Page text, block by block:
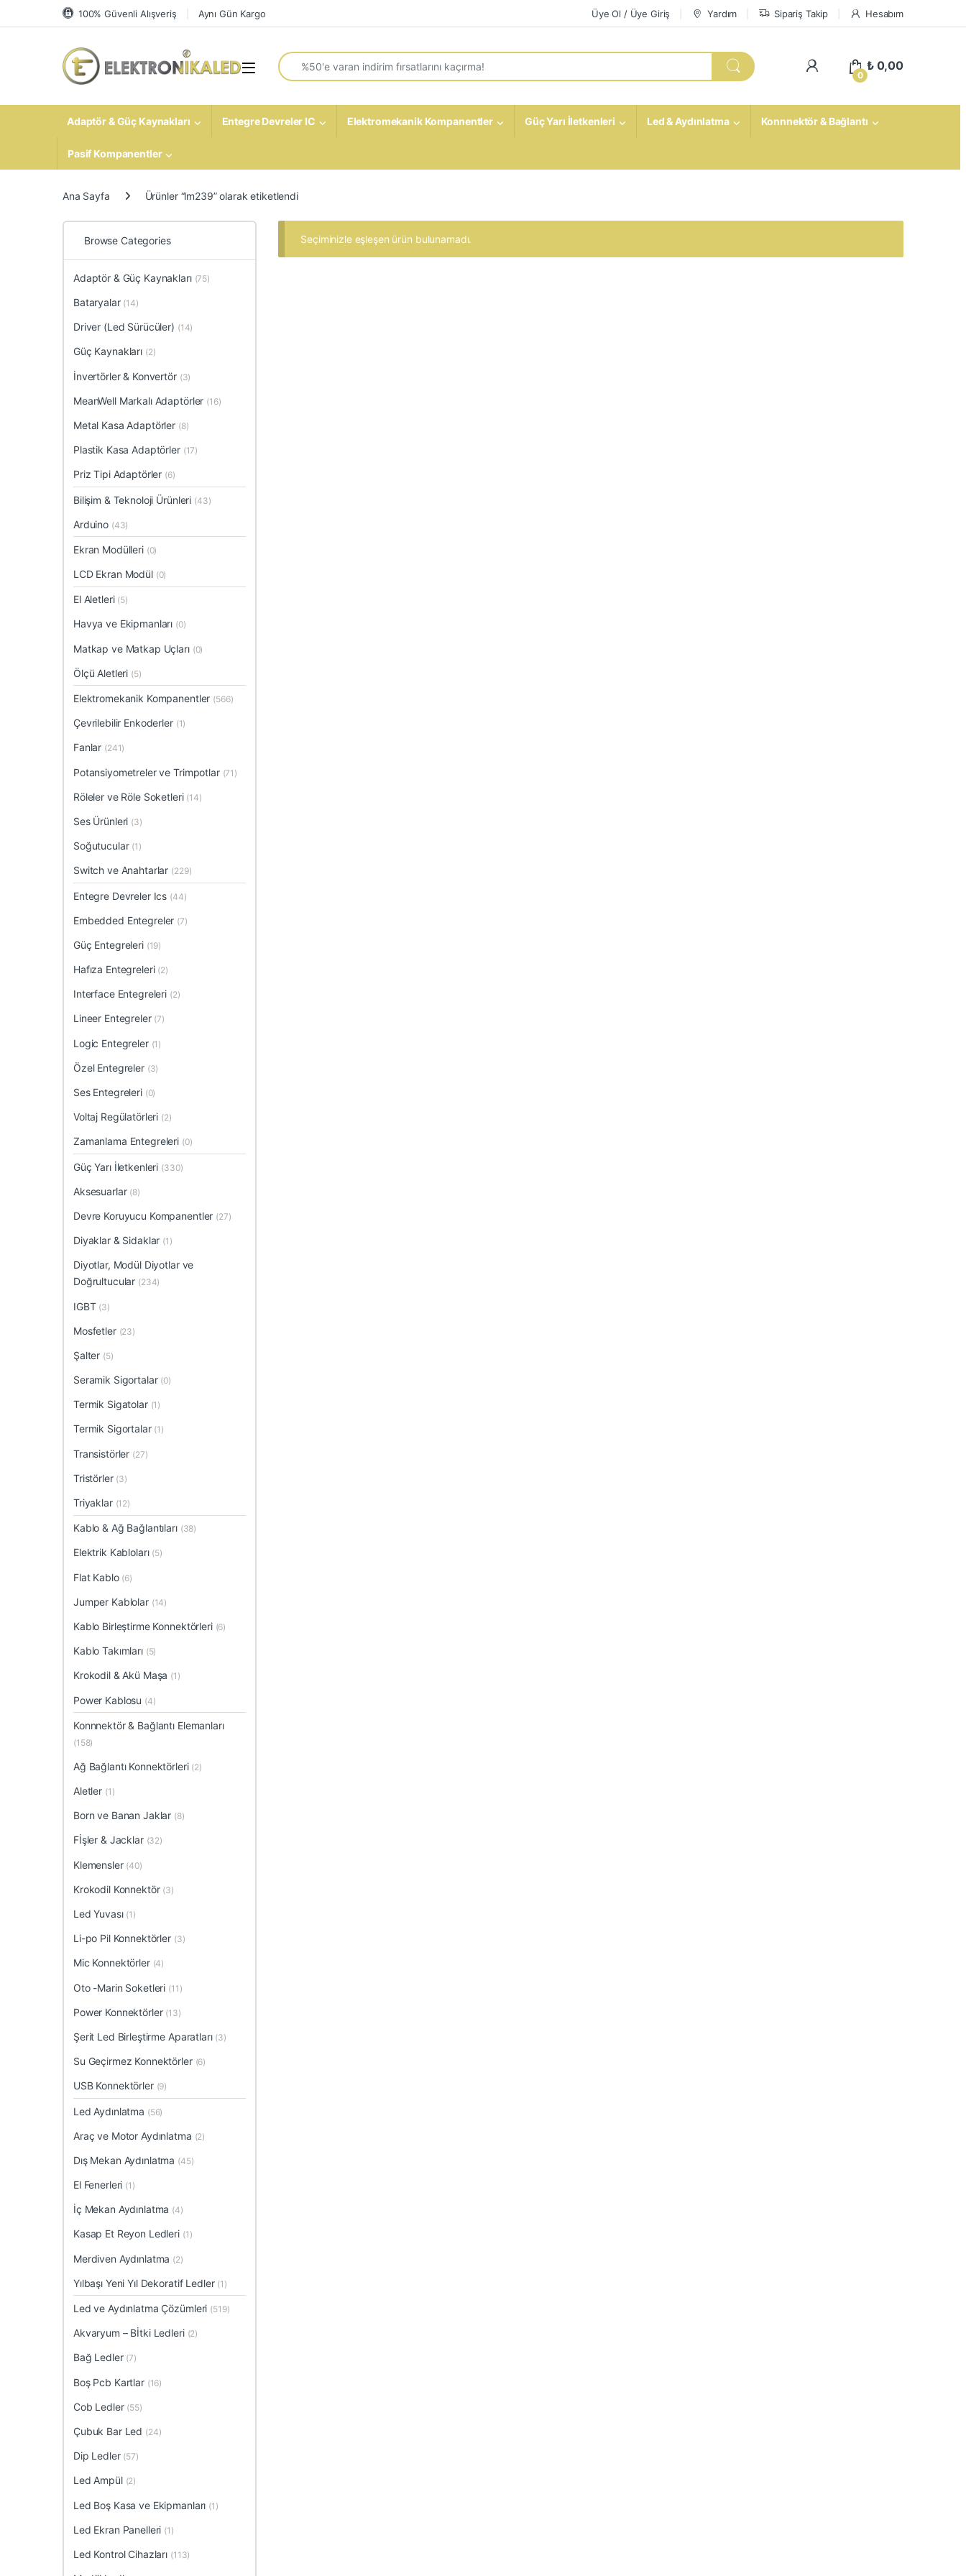
Skip to navigation
Skip to content 100% Güvenli Alışveriş Aynı Gün Kargo Üye Ol / Üye Giriş Yardım Sipariş Takip Hesabım
Open
Search for:
My Account
0
₺0,00
Adaptör & Güç Kaynakları Entegre Devreler IC Elektromekanik Kompanentler Güç Yarı İletkenleri Led & Aydınlatma Konnnektör & Bağlantı
Pasif Kompanentler
Ana Sayfa Ürünler “lm239” olarak etiketlendi
Seçiminizle eşleşen ürün bulunamadı.
Browse Categories
Adaptör & Güç Kaynakları (75)
Bataryalar (14)
Driver (Led Sürücüler) (14)
Güç Kaynakları (2)
İnvertörler & Konvertör (3)
MeanWell Markalı Adaptörler (16)
Metal Kasa Adaptörler (8)
Plastik Kasa Adaptörler (17)
Priz Tipi Adaptörler (6)
Bilişim & Teknoloji Ürünleri (43)
Arduino (43)
Ekran Modülleri (0)
LCD Ekran Modül (0)
El Aletleri (5)
Havya ve Ekipmanları (0)
Matkap ve Matkap Uçları (0)
Ölçü Aletleri (5)
Elektromekanik Kompanentler (566)
Çevrilebilir Enkoderler (1)
Fanlar (241)
Potansiyometreler ve Trimpotlar (71)
Röleler ve Röle Soketleri (14)
Ses Ürünleri (3)
Soğutucular (1)
Switch ve Anahtarlar (229)
Entegre Devreler Ics (44)
Embedded Entegreler (7)
Güç Entegreleri (19)
Hafıza Entegreleri (2)
Interface Entegreleri (2)
Lineer Entegreler (7)
Logic Entegreler (1)
Özel Entegreler (3)
Ses Entegreleri (0)
Voltaj Regülatörleri (2)
Zamanlama Entegreleri (0)
Güç Yarı İletkenleri (330)
Aksesuarlar (8)
Devre Koruyucu Kompanentler (27)
Diyaklar & Sidaklar (1)
Diyotlar, Modül Diyotlar ve
Doğrultucular (234)
IGBT (3)
Mosfetler (23)
Şalter (5)
Seramik Sigortalar (0)
Termik Sigatolar (1)
Termik Sigortalar (1)
Transistörler (27)
Tristörler (3)
Triyaklar (12)
Kablo & Ağ Bağlantıları (38)
Elektrik Kabloları (5)
Flat Kablo (6)
Jumper Kablolar (14)
Kablo Birleştirme Konnektörleri (6)
Kablo Takımları (5)
Krokodil & Akü Maşa (1)
Power Kablosu (4)
Konnnektör & Bağlantı Elemanları
(158)
Ağ Bağlantı Konnektörleri (2)
Aletler (1)
Born ve Banan Jaklar (8)
Fİşler & Jacklar (32)
Klemensler (40)
Krokodil Konnektör (3)
Led Yuvası (1)
Li-po Pil Konnektörler (3)
Mic Konnektörler (4)
Oto -Marin Soketleri (11)
Power Konnektörler (13)
Şerit Led Birleştirme Aparatları (3)
Su Geçirmez Konnektörler (6)
USB Konnektörler (9)
Led Aydınlatma (56)
Araç ve Motor Aydınlatma (2)
Dış Mekan Aydınlatma (45)
El Fenerleri (1)
İç Mekan Aydınlatma (4)
Kasap Et Reyon Ledleri (1)
Merdiven Aydınlatma (2)
Yılbaşı Yeni Yıl Dekoratif Ledler (1)
Led ve Aydınlatma Çözümleri (519)
Akvaryum – Bİtki Ledleri (2)
Bağ Ledler (7)
Boş Pcb Kartlar (16)
Cob Ledler (55)
Çubuk Bar Led (24)
Dip Ledler (57)
Led Ampül (2)
Led Boş Kasa ve Ekipmanları (1)
Led Ekran Panelleri (1)
Led Kontrol Cihazları (113)